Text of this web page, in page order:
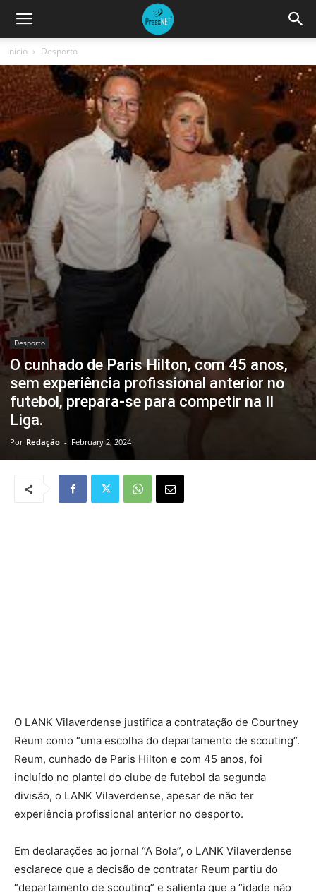
Início Desporto
Desporto
O cunhado de Paris Hilton, com 45 anos,
sem experiência profissional anterior no
futebol, prepara-se para competir na II
Liga.
Por Redação - February 2, 2024
O LANK Vilaverdense justifica a contratação de Courtney
Reum como “uma escolha do departamento de scouting”.
Reum, cunhado de Paris Hilton e com 45 anos, foi
incluído no plantel do clube de futebol da segunda
divisão, o LANK Vilaverdense, apesar de não ter
experiência profissional anterior no desporto.
Em declarações ao jornal “A Bola”, o LANK Vilaverdense
esclarece que a decisão de contratar Reum partiu do
“departamento de scouting” e salienta que a “idade não